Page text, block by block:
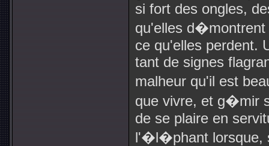
si fort des ongles,
qu'elles
ce qu'elles perdent.
tant de signes
malheur qu'il est
que vivre, et g�mir
de se plaire en
l'�l�phant lorsque,